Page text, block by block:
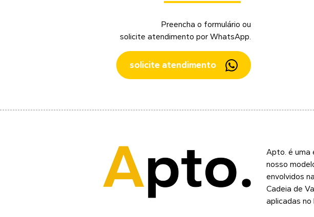
Preencha o formulário ou
solicite atendimento por WhatsApp.
solicite atendimento
Apto. é uma
nosso
envolvidos
Cadeia de
aplicadas no